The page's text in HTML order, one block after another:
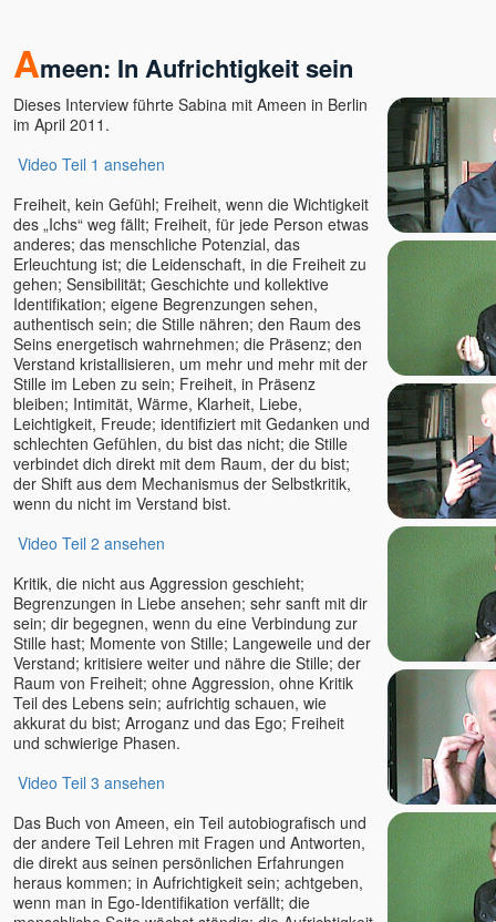
Malou
Mandakini
Manik
Marc Stollreiter Herz-Prophet
Marcus Powarzynski
Mari
Mari Nil †
Maria Anna Groß
Maria Dott-Carmon
Marialma
Mariam Nour
Mariam Thomas Sura u.
Teresa Sura
Mariananda
Marie (Venu)
Mario Hirt
Marlon
Martin Erdmann
Martina Gallmetzer
Mayakarina Karin Gerlach
Meike Schütt
Michael Barnett †
Michael Roads
Mooji
Muni
Nabala
Nada
Naho Owada
Ameen: In Aufrichtigkeit sein
Dieses Interview führte Sabina mit Ameen in Berlin
im April 2011.
Video Teil 1 ansehen
Freiheit, kein Gefühl; Freiheit, wenn die Wichtigkeit
des „Ichs“ weg fällt; Freiheit, für jede Person etwas
anderes; das menschliche Potenzial, das
Erleuchtung ist; die Leidenschaft, in die Freiheit zu
gehen; Sensibilität; Geschichte und kollektive
Identifikation; eigene Begrenzungen sehen,
authentisch sein; die Stille nähren; den Raum des
Seins energetisch wahrnehmen; die Präsenz; den
Verstand kristallisieren, um mehr und mehr mit der
Stille im Leben zu sein; Freiheit, in Präsenz
bleiben; Intimität, Wärme, Klarheit, Liebe,
Leichtigkeit, Freude; identifiziert mit Gedanken und
schlechten Gefühlen, du bist das nicht; die Stille
verbindet dich direkt mit dem Raum, der du bist;
der Shift aus dem Mechanismus der Selbstkritik,
wenn du nicht im Verstand bist.
Video Teil 2 ansehen
Kritik, die nicht aus Aggression geschieht;
Begrenzungen in Liebe ansehen; sehr sanft mit dir
sein; dir begegnen, wenn du eine Verbindung zur
Stille hast; Momente von Stille; Langeweile und der
Verstand; kritisiere weiter und nähre die Stille; der
Raum von Freiheit; ohne Aggression, ohne Kritik
Teil des Lebens sein; aufrichtig schauen, wie
akkurat du bist; Arroganz und das Ego; Freiheit
und schwierige Phasen.
Video Teil 3 ansehen
Das Buch von Ameen, ein Teil autobiografisch und
der andere Teil Lehren mit Fragen und Antworten,
die direkt aus seinen persönlichen Erfahrungen
heraus kommen; in Aufrichtigkeit sein; achtgeben,
wenn man in Ego-Identifikation verfällt; die